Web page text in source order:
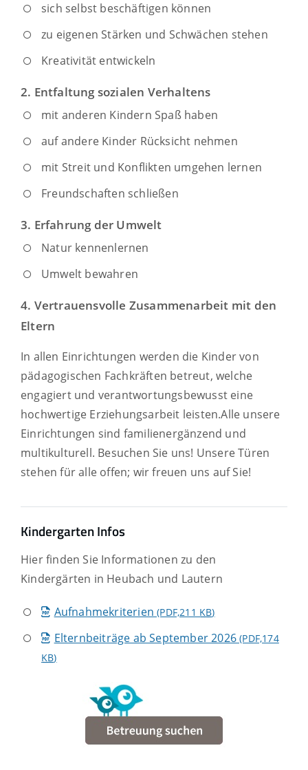
sich selbst beschäftigen können
zu eigenen Stärken und Schwächen stehen
Kreativität entwickeln
2. Entfaltung sozialen Verhaltens
mit anderen Kindern Spaß haben
auf andere Kinder Rücksicht nehmen
mit Streit und Konflikten umgehen lernen
Freundschaften schließen
3. Erfahrung der Umwelt
Natur kennenlernen
Umwelt bewahren
4. Vertrauensvolle Zusammenarbeit mit den
Eltern
In allen Einrichtungen werden die Kinder von
pädagogischen Fachkräften betreut, welche
engagiert und verantwortungsbewusst eine
hochwertige Erziehungsarbeit leisten.Alle unsere
Einrichtungen sind familienergänzend und
multikulturell. Besuchen Sie uns! Unsere Türen
stehen für alle offen; wir freuen uns auf Sie!
Kindergarten Infos
Hier finden Sie Informationen zu den
Kindergärten in Heubach und Lautern
Aufnahmekriterien (PDF,211 KB)
Elternbeiträge ab September 2026 (PDF,174
KB)